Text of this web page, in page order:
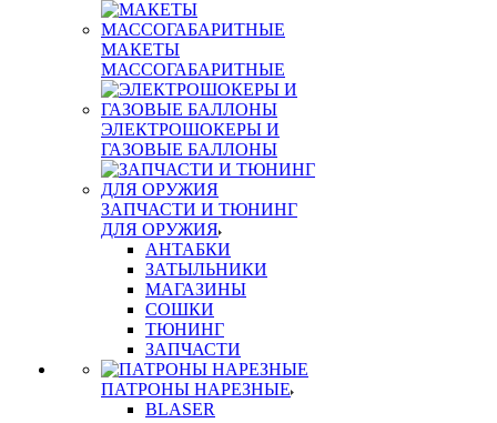
МАКЕТЫ
МАССОГАБАРИТНЫЕ
ЭЛЕКТРОШОКЕРЫ И
ГАЗОВЫЕ БАЛЛОНЫ
ЗАПЧАСТИ И ТЮНИНГ
ДЛЯ ОРУЖИЯ
АНТАБКИ
ЗАТЫЛЬНИКИ
МАГАЗИНЫ
СОШКИ
ТЮНИНГ
ЗАПЧАСТИ
ПАТРОНЫ НАРЕЗНЫЕ
BLASER